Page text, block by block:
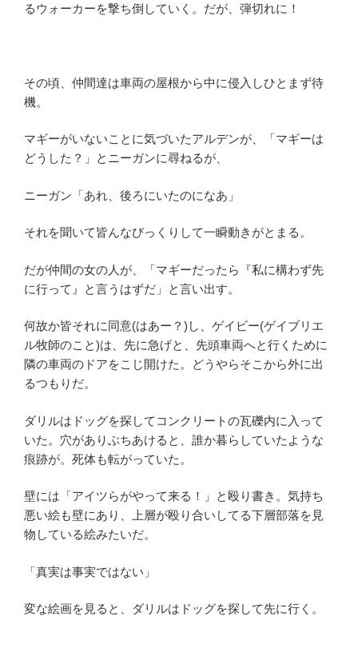
るウォーカーを撃ち倒していく。だが、弾切れに！
その頃、仲間達は車両の屋根から中に侵入しひとまず待
機。
マギーがいないことに気づいたアルデンが、「マギーは
どうした？」とニーガンに尋ねるが、
ニーガン「あれ、後ろにいたのになあ」
それを聞いて皆んなびっくりして一瞬動きがとまる。
だが仲間の女の人が、「マギーだったら『私に構わず先
に行って』と言うはずだ」と言い出す。
何故か皆それに同意(はあー？)し、ゲイビー(ゲイブリエ
ル牧師のこと)は、先に急げと、先頭車両へと行くために
隣の車両のドアをこじ開けた。どうやらそこから外に出
るつもりだ。
ダリルはドッグを探してコンクリートの瓦礫内に入って
いた。穴がありぶちあけると、誰か暮らしていたような
痕跡が。死体も転がっていた。
壁には「アイツらがやって来る！」と殴り書き。気持ち
悪い絵も壁にあり、上層が殴り合いしてる下層部落を見
物している絵みたいだ。
「真実は事実ではない」
変な絵画を見ると、ダリルはドッグを探して先に行く。